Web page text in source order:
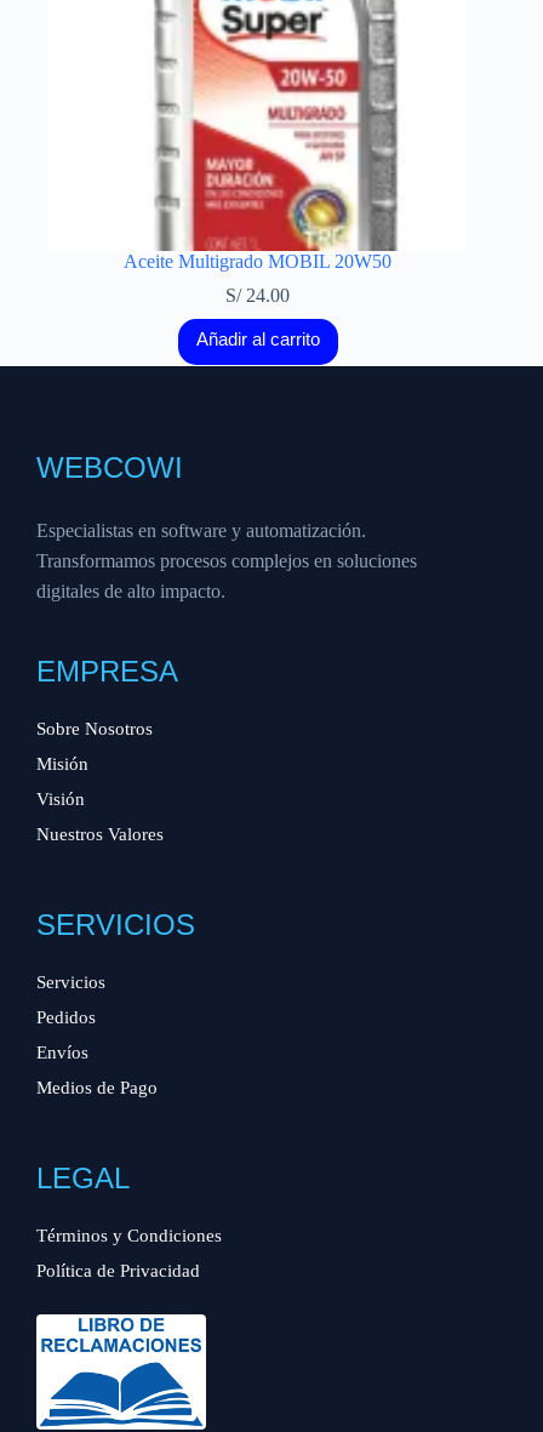
Aceite Multigrado MOBIL 20W50
S/24.00
Añadir al carrito
WEBCOWI
Especialistas en software y automatización.
Transformamos procesos complejos en soluciones
digitales de alto impacto.
EMPRESA
Sobre Nosotros
Misión
Visión
Nuestros Valores
SERVICIOS
Servicios
Pedidos
Envíos
Medios de Pago
LEGAL
Términos y Condiciones
Política de Privacidad